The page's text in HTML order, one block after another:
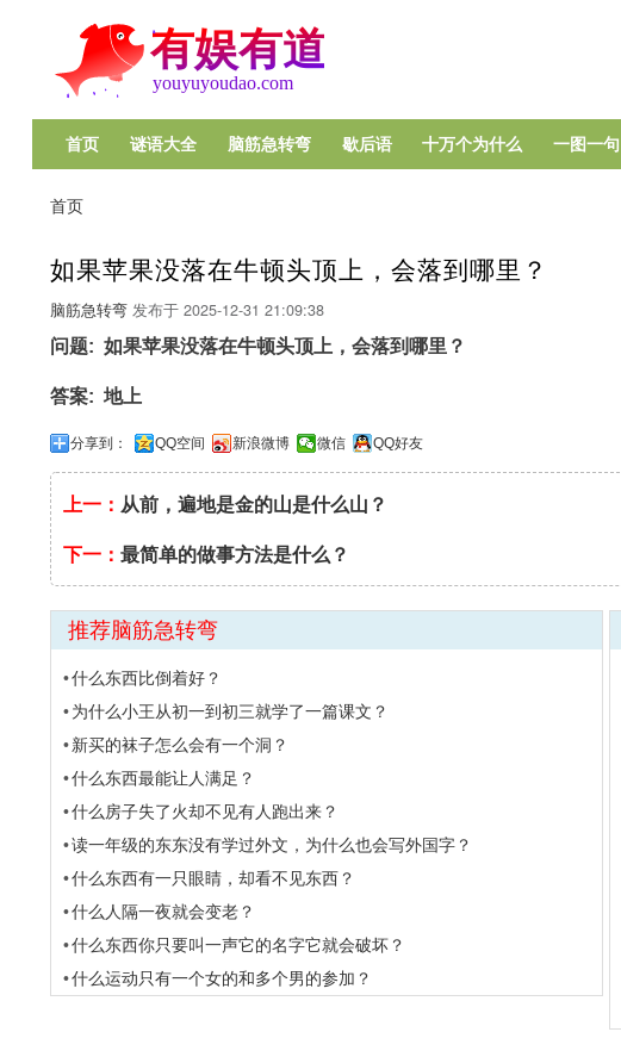
Main首页 谜语大全 脑筋急转弯 歇后语 十万个为什么 一图一句
屑
首页
如果苹果没落在牛顿头顶上，会落到哪里？
脑筋急转弯 发布于 2025-12-31 21:09:38
问题
如果苹果没落在牛顿头顶上，会落到哪里？
答案 地上
分享到： QQ空间 新浪微博 微信 QQ好友
上一： 从前，遍地是金的山是什么山？
下一： 最简单的做事方法是什么？
推荐脑筋急转弯
什么东西比倒着好？
为什么小王从初一到初三就学了一篇课文？
新买的袜子怎么会有一个洞？
什么东西最能让人满足？
什么房子失了火却不见有人跑出来？
读一年级的东东没有学过外文，为什么也会写外国字？
什么东西有一只眼睛，却看不见东西？
什么人隔一夜就会变老？
什么东西你只要叫一声它的名字它就会破坏？
什么运动只有一个女的和多个男的参加？